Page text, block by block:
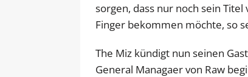
sorgen, dass nur noch sein
Finger bekommen möchte, so
The Miz kündigt nun seinen
General Managaer von Raw